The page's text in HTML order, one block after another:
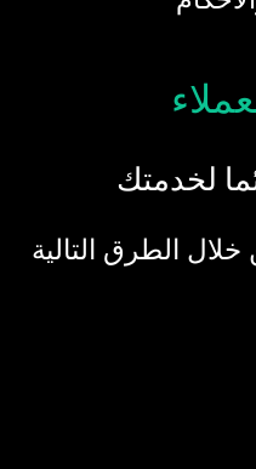
لخدمتك
الطرق التالية